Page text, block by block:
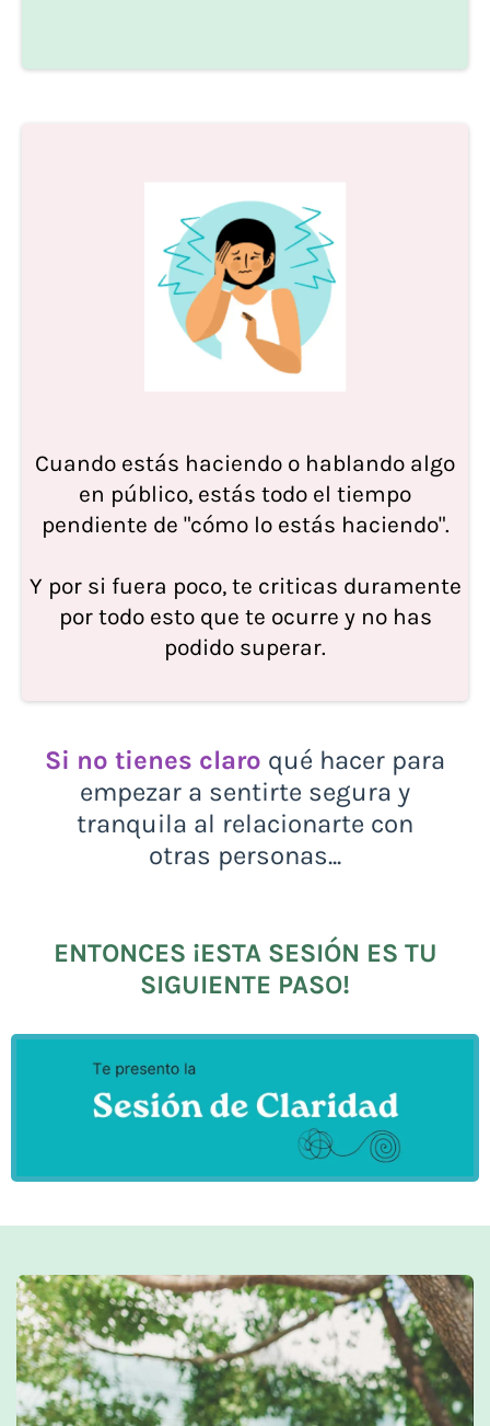
Cuando estás haciendo o hablando algo
en público, estás todo el tiempo
pendiente de "cómo lo estás haciendo".
Y por si fuera poco, te criticas duramente
por todo esto que te ocurre y no has
podido superar.
Si no tienes claro qué hacer para
empezar a sentirte segura y
tranquila al relacionarte con
otras personas...
ENTONCES ¡ESTA SESIÓN ES TU
SIGUIENTE PASO!